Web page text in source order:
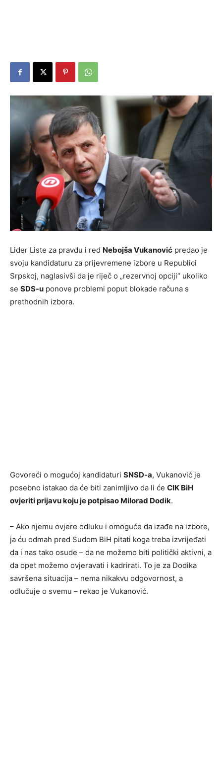
Lider Liste za pravdu i red Nebojša Vukanović predao je
svoju kandidaturu za prijevremene izbore u Republici
Srpskoj, naglasivši da je riječ o „rezervnoj opciji“ ukoliko
se SDS-u ponove problemi poput blokade računa s
prethodnih izbora.
Govoreći o mogućoj kandidaturi SNSD-a, Vukanović je
posebno istakao da će biti zanimljivo da li će CIK BiH
ovjeriti prijavu koju je potpisao Milorad Dodik.
– Ako njemu ovjere odluku i omoguće da izađe na izbore,
ja ću odmah pred Sudom BiH pitati koga treba izvrijeđati
da i nas tako osude – da ne možemo biti politički aktivni, a
da opet možemo ovjeravati i kadrirati. To je za Dodika
savršena situacija – nema nikakvu odgovornost, a
odlučuje o svemu – rekao je Vukanović.